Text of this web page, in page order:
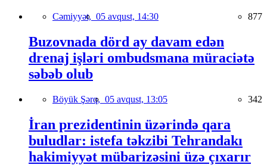
Cəmiyyət, 05 avqust, 14:30 877
Buzovnada dörd ay davam edən
drenaj işləri ombudsmana müraciətə
səbəb olub
Böyük Şərq, 05 avqust, 13:05 342
İran prezidentinin üzərində qara
buludlar: istefa təkzibi Tehrandakı
hakimiyyət mübarizəsini üzə çıxarır